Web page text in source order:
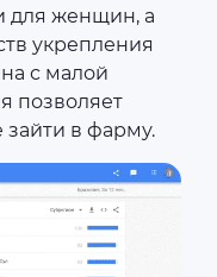
для женщин, а
укрепления
с малой
позволяет
в фарму.